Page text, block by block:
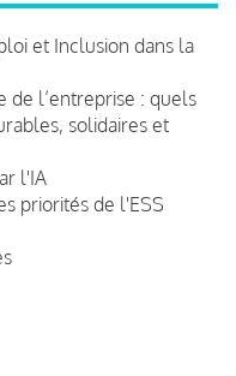
et Inclusion dans la
de l’entreprise : quels
solidaires et
l'IA
priorités de l'ESS